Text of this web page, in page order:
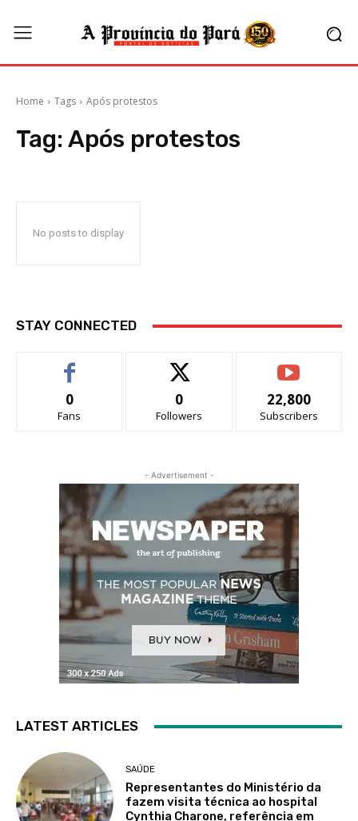
Home Tags Após protestos
Tag: Após protestos
No posts to display
STAY CONNECTED
0
Fans
0
Followers
22,800
Subscribers
- Advertisement -
LATEST ARTICLES
SAÚDE
Representantes do Ministério da
fazem visita técnica ao hospital
Cynthia Charone, referência em